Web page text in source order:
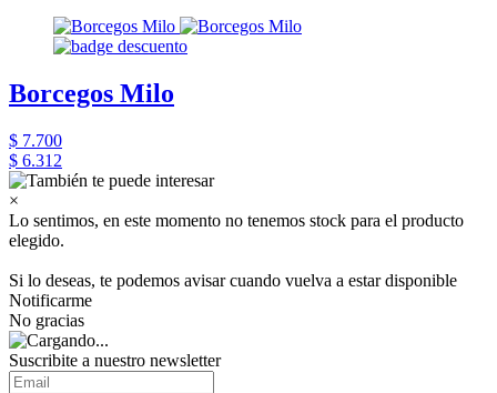
Borcegos Milo
$ 7.700
$ 6.312
×
Lo sentimos, en este momento no tenemos stock para el producto
elegido.
Si lo deseas, te podemos avisar cuando vuelva a estar disponible
Notificarme
No gracias
Suscribite a nuestro newsletter